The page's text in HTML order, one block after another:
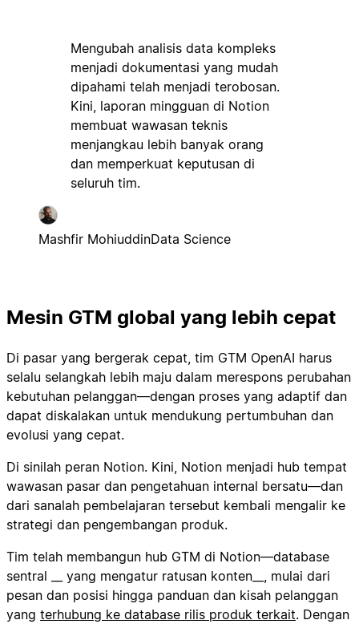
Mengubah analisis data kompleks
menjadi dokumentasi yang mudah
dipahami telah menjadi terobosan.
Kini, laporan mingguan di Notion
membuat wawasan teknis
menjangkau lebih banyak orang
dan memperkuat keputusan di
seluruh tim.
Mashfir MohiuddinData Science
Mesin GTM global yang lebih cepat
Di pasar yang bergerak cepat, tim GTM OpenAI harus
selalu selangkah lebih maju dalam merespons perubahan
kebutuhan pelanggan—dengan proses yang adaptif dan
dapat diskalakan untuk mendukung pertumbuhan dan
evolusi yang cepat.
Di sinilah peran Notion. Kini, Notion menjadi hub tempat
wawasan pasar dan pengetahuan internal bersatu—dan
dari sanalah pembelajaran tersebut kembali mengalir ke
strategi dan pengembangan produk.
Tim telah membangun hub GTM di Notion—database
sentral __ yang mengatur ratusan konten__, mulai dari
pesan dan posisi hingga panduan dan kisah pelanggan
yang terhubung ke database rilis produk terkait. Dengan